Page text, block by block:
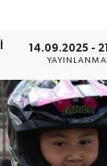
14.09.2025 -
YAYINLANMA
Haberleri